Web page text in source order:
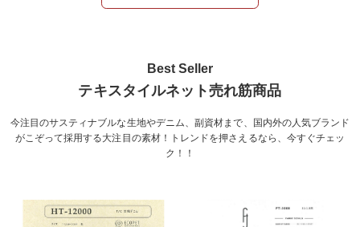
Best Seller
テキスタイルネット売れ筋商品
今注目のサスティナブルな生地やデニム、副資材まで、国内外の人気ブランド
がこぞって採用する大注目の素材！トレンドを押さえるなら、今すぐチェッ
ク！！